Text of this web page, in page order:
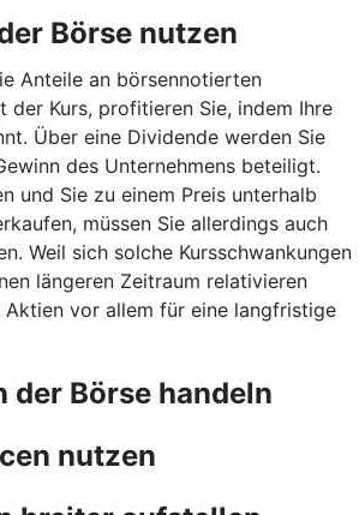
Börse nutzen
Anteile an börsennotierten
der Kurs, profitieren Sie, indem Ihre
Über eine Dividende werden Sie
des Unternehmens beteiligt.
und Sie zu einem Preis unterhalb
müssen Sie allerdings auch
Weil sich solche Kursschwankungen
längeren Zeitraum relativieren
Aktien vor allem für eine langfristige
der Börse handeln
nutzen